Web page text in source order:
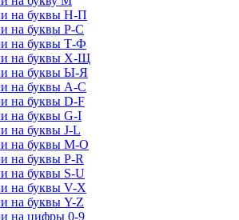
на буквы Н-П
на буквы Р-С
на буквы Т-Ф
на буквы Х-Щ
на буквы Ы-Я
на буквы A-C
на буквы D-F
на буквы G-I
на буквы J-L
на буквы M-O
на буквы P-R
на буквы S-U
на буквы V-X
на буквы Y-Z
на цифры 0-9